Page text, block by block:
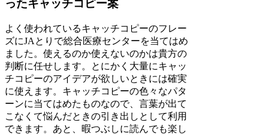
ったキャッチコピー案
よく使われているキャッチコピーのフレー
ズにJAとりで総合医療センターを当てはめ
ました。使えるのか使えないのかは貴方の
判断に任せします。とにかく大量にキャッ
チコピーのアイデアが欲しいときには確実
に使えます。キャッチコピーの色々なパタ
ーンに当てはめたものなので、言葉が出て
こなくて悩んだときの引き出しとして利用
できます。あと、暇つぶしに読んでも楽し